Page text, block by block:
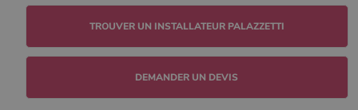
TROUVER UN INSTALLATEUR PALAZZETTI
DEMANDER UN DEVIS